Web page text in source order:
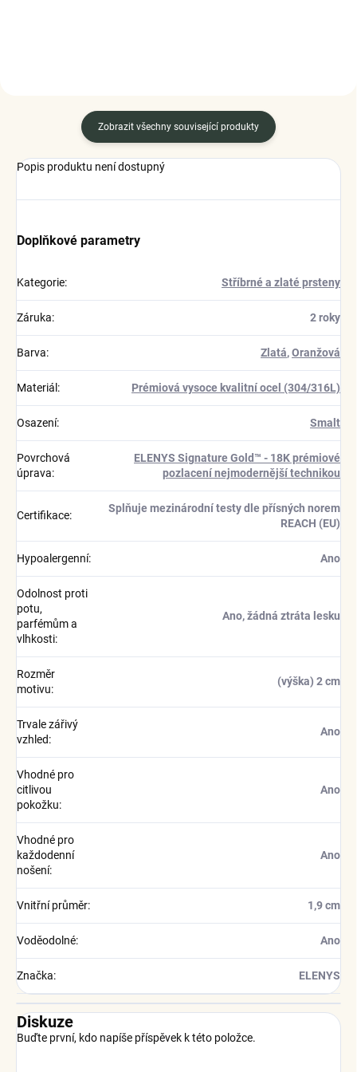
Zobrazit všechny související produkty
Popis produktu není dostupný
Doplňkové parametry
Kategorie: Stříbrné a zlaté prsteny
Záruka: 2 roky
Barva: Zlatá,Oranžová
Materiál : Prémiová vysoce kvalitní ocel (304/316L)
Osazení: Smalt
Povrchová
úprava:
ELENYS Signature Gold™ - 18K prémiové
pozlacení nejmodernější technikou
Certifikace:
Splňuje mezinárodní testy dle přísných norem
REACH (EU)
Hypoalergenní: Ano
Odolnost proti
potu,
parfémům a
vlhkosti:
Ano, žádná ztráta lesku
Rozměr
motivu:
(výška) 2 cm
Trvale zářivý
vzhled:
Ano
Vhodné pro
citlivou
pokožku:
Ano
Vhodné pro
každodenní
nošení:
Ano
Vnitřní průměr: 1,9 cm
Voděodolné: Ano
Značka: ELENYS
Diskuze
Buďte první, kdo napíše příspěvek k této položce.